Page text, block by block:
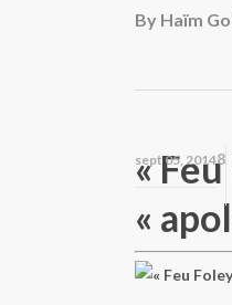
By Haïm
«
«
sept 05, 20148